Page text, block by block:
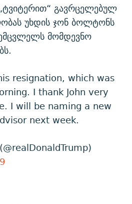
გავრცელებულ
უხდის ჯონ ბოლტონს
მომდევნო
resignation, which was
I thank John very
I will be naming a new
next week.